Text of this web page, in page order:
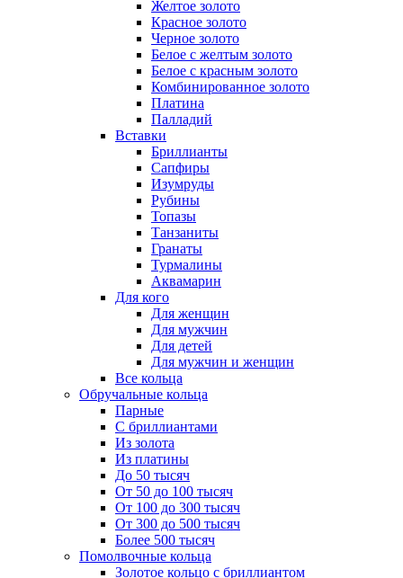
Желтое золото
Красное золото
Черное золото
Белое с желтым золото
Белое с красным золото
Комбинированное золото
Платина
Палладий
Вставки
Бриллианты
Сапфиры
Изумруды
Рубины
Топазы
Танзаниты
Гранаты
Турмалины
Аквамарин
Для кого
Для женщин
Для мужчин
Для детей
Для мужчин и женщин
Все кольца
Обручальные кольца
Парные
С бриллиантами
Из золота
Из платины
До 50 тысяч
От 50 до 100 тысяч
От 100 до 300 тысяч
От 300 до 500 тысяч
Более 500 тысяч
Помолвочные кольца
Золотое кольцо с бриллиантом